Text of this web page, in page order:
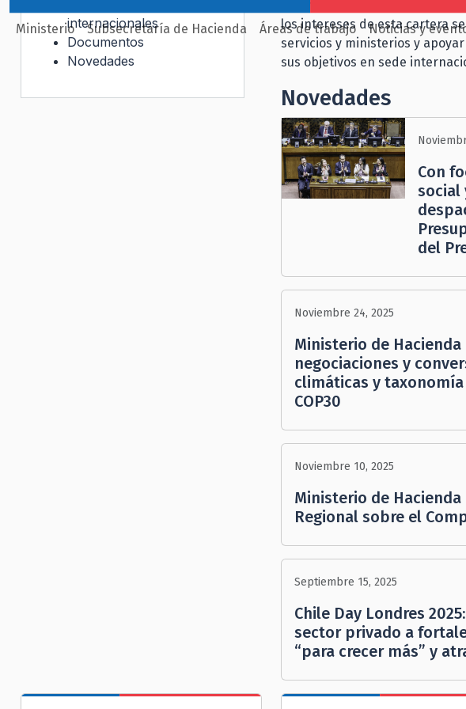
Ministerio Subsecretaría de Hacienda Áreas de trabajo Noticias y
Su finalidad es promover y
los intereses de esta cartera
servicios y ministerios y
sus objetivos en sede
Novedades
Con
social
del
Noviembre 24, 2025
Ministerio de
negociaciones y
climáticas y
COP30
Noviembre 10, 2025
Ministerio de
Regional sobre el
Septiembre 15, 2025
Chile Day Londres
sector privado a
“para crecer más” y
internacionales
Documentos
Novedades